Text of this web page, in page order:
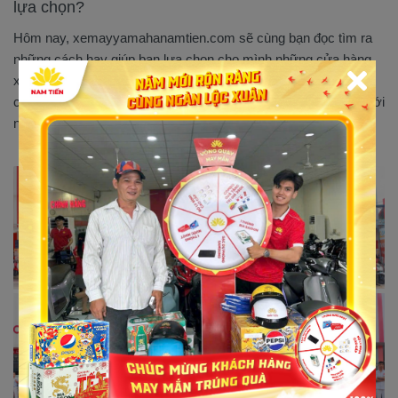
lựa chọn?
Hôm nay, xemayyamahanamtien.com sẽ cùng bạn đọc tìm ra
những cách hay giúp bạn lựa chọn cho mình những cửa hàng
xe máy uy tín tại Tây Ninh cũng như lưu lại thực tế một vài lựa
chọn uy tín cho bạn và gia đình khi có nhu cầu mua xe máy mới
nhé!...